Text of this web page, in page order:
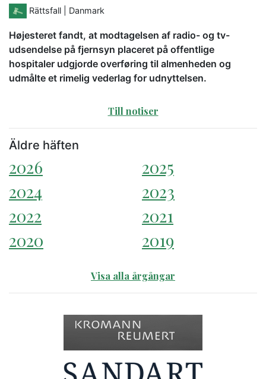
Rättsfall | Danmark
Højesteret fandt, at modtagelsen af radio- og tv-
udsendelse på fjernsyn placeret på offentlige
hospitaler udgjorde overføring til almenheden og
udmålte et rimelig vederlag for udnyttelsen.
Till notiser
Äldre häften
2026
2025
2024
2023
2022
2021
2020
2019
Visa alla årgångar